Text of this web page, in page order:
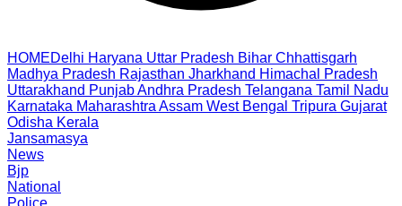
HOMEDelhi Haryana Uttar Pradesh Bihar Chhattisgarh
Madhya Pradesh Rajasthan Jharkhand Himachal Pradesh
Uttarakhand PunjabAndhra Pradesh Telangana Tamil Nadu
Karnataka Maharashtra Assam West Bengal Tripura Gujarat
Odisha Kerala
Jansamasya
News
Bjp
National
Police